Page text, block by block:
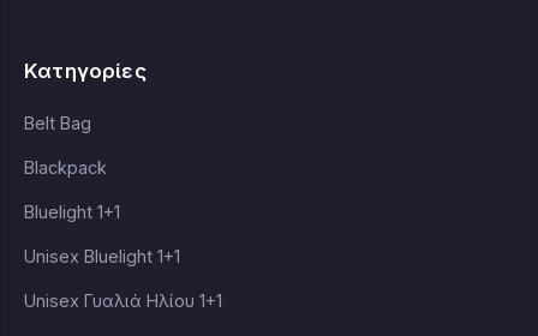
Κατηγορίες
Belt Bag
Blackpack
Bluelight 1+1
Unisex Bluelight 1+1
Unisex Γυαλιά Ηλίου 1+1